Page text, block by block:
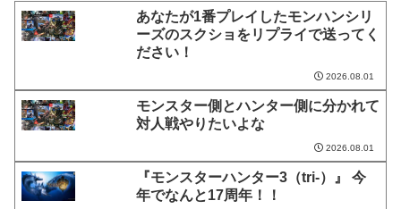
あなたが1番プレイしたモンハンシリ
ーズのスクショをリプライで送ってく
ださい！
2026.08.01
モンスター側とハンター側に分かれて
対人戦やりたいよな
2026.08.01
『モンスターハンター3（tri-）』 今
年でなんと17周年！！